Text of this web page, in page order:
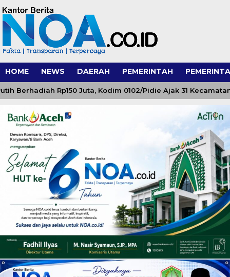
HOME NEWS DAERAH PEMERINTAH
Rp150 Juta, Kodim 0102/Pidie Ajak 31 Kecamatan